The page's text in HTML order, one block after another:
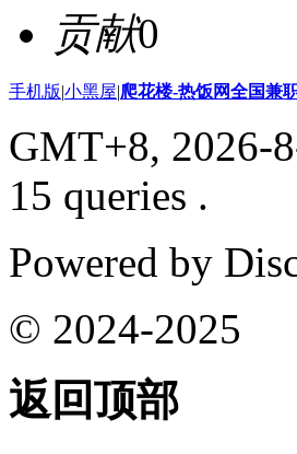
贡献0
手机版|小黑屋|爬花楼-热饭网全国兼
GMT+8, 2026-
15 queries .
Powered by
© 2024-2025
返回顶部